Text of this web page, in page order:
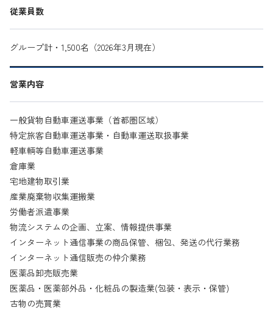
従業員数
グループ計・1,500名（2026年3月現在）
営業内容
一般貨物自動車運送事業（首都圏区域）
特定旅客自動車運送事業・自動車運送取扱事業
軽車輌等自動車運送事業
倉庫業
宅地建物取引業
産業廃棄物収集運搬業
労働者派遣事業
物流システムの企画、立案、情報提供事業
インターネット通信事業の商品保管、梱包、発送の代行業務
インターネット通信販売の仲介業務
医薬品卸売販売業
医薬品・医薬部外品・化粧品の製造業(包装・表示・保管)
古物の売買業